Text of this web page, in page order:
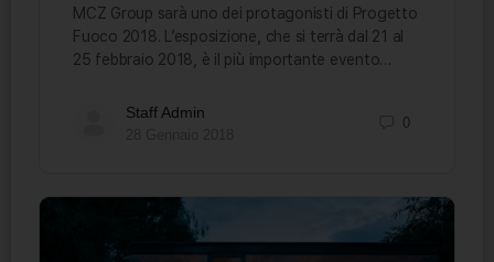
MCZ Group sarà uno dei protagonisti di Progetto
Fuoco 2018. L’esposizione, che si terrà dal 21 al
25 febbraio 2018, è il più importante evento…
Staff Admin
0